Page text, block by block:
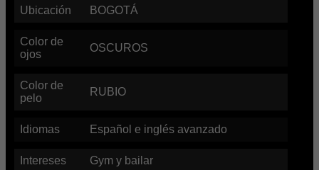
Ubicación BOGOTÁ
Color de
ojos
OSCUROS
Color de
pelo
RUBIO
Idiomas Español e inglés avanzado
Intereses Gym y bailar